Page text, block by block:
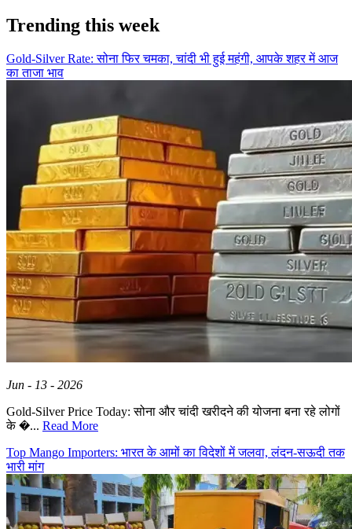
Trending this week
Gold-Silver Rate: सोना फिर चमका, चांदी भी हुई महंगी, आपके शहर में आज
का ताजा भाव
Jun - 13 - 2026
Gold-Silver Price Today: सोना और चांदी खरीदने की योजना बना रहे लोगों
के �... Read More
Top Mango Importers: भारत के आमों का विदेशों में जलवा, लंदन-सऊदी तक
भारी मांग